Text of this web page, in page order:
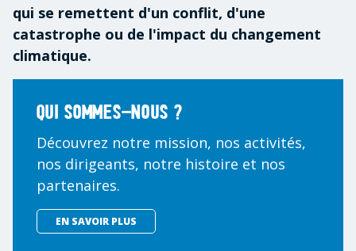
qui se remettent d'un conflit, d'une
catastrophe ou de l'impact du changement
climatique.
Qui sommes-nous ?
Découvrez notre mission, nos activités,
nos dirigeants, notre histoire et nos
partenaires.
EN SAVOIR PLUS